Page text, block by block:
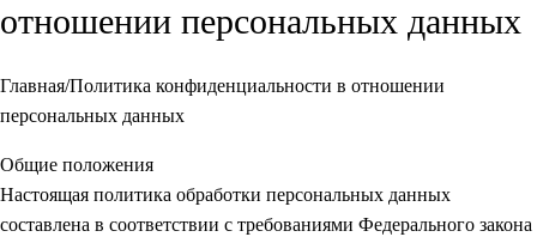
отношении персональных данных
Главная Политика конфиденциальности в отношении
персональных данных
Общие положения
Настоящая политика обработки персональных данных
составлена в соответствии с требованиями Федерального закона